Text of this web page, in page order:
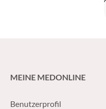
MEINE MEDONLINE
Benutzerprofil